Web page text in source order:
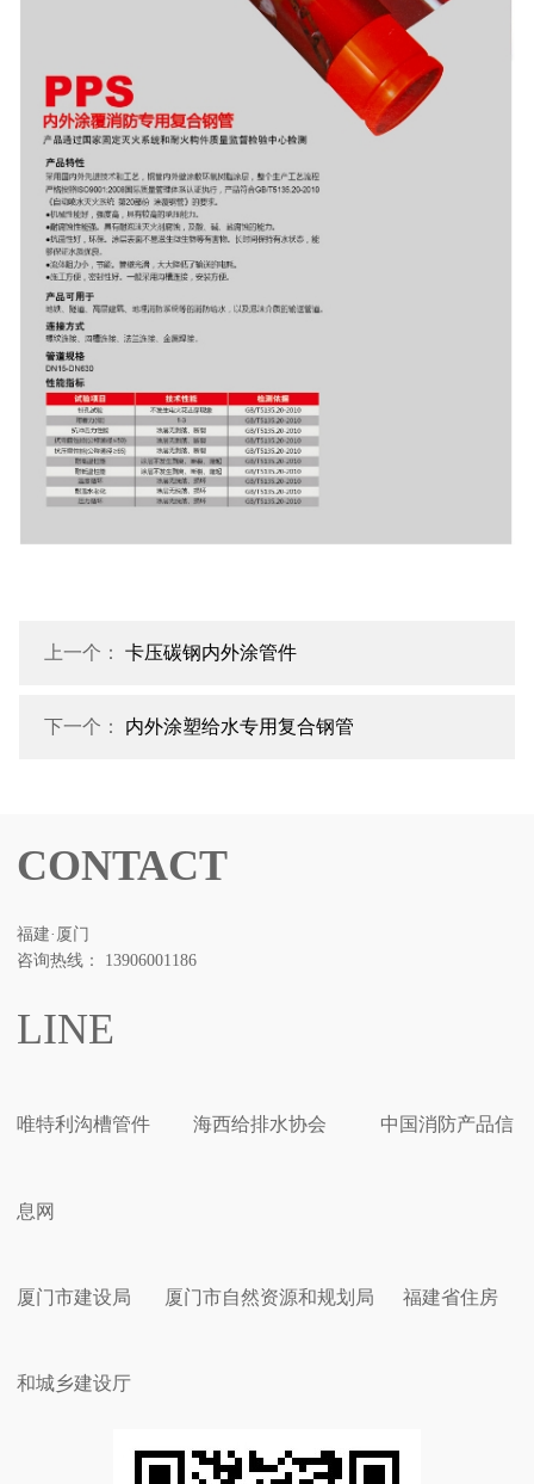
上一个： 卡压碳钢内外涂管件
下一个： 内外涂塑给水专用复合钢管
CONTACT
福建·厦门
咨询热线： 13906001186
LINE
唯特利沟槽管件 海西给排水协会 中国消防产品信
息网
厦门市建设局 厦门市自然资源和规划局 福建省住房
和城乡建设厅